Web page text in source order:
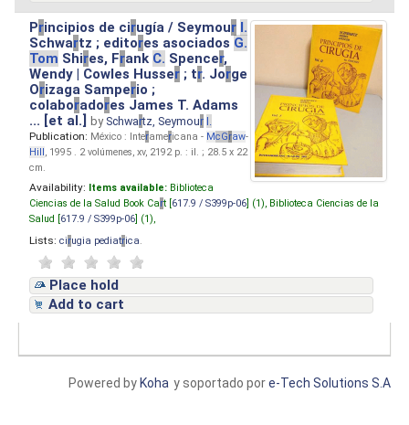
Principios de cirugía / Seymour I.
Schwartz ; editores asociados G.
Tom Shires, Frank C. Spencer,
Wendy | Cowles Husser ; tr. Jorge
Orizaga Samperio ;
colaboradores James T. Adams
... [et al.]by Schwartz, Seymour I.
Publication: México : Interamericana - McGraw-
Hill, 1995 . 2 volúmenes, xv, 2192 p. : il. ; 28.5 x 22
cm.
Availability: Items available: Biblioteca
Ciencias de la Salud Book Cart [ 617.9 / S399p-06 ] (1), Biblioteca Ciencias de la
Salud [ 617.9 / S399p-06 ] (1),
Lists: cirugia pediatrica
Place hold
Add to cart
y soportado pore-Tech Solutions S.A
Powered by Koha